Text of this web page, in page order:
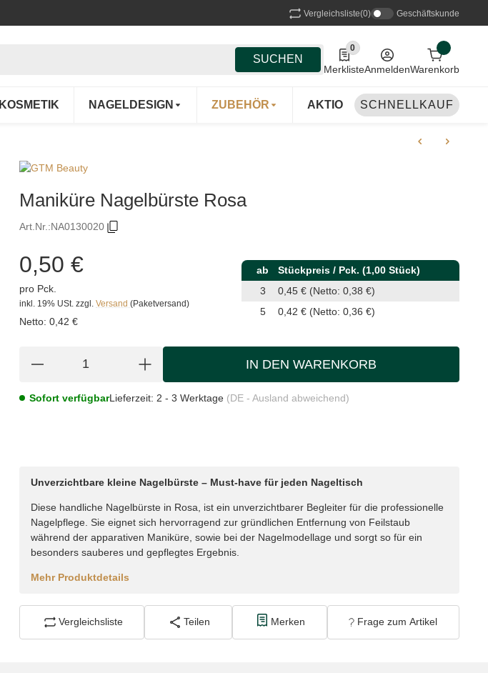
Vergleichsliste(0) Geschäftskunde
SUCHEN
0
0 Produkte in der Liste
MerklisteAnmeldenWarenkorb
KOSMETIK NAGELDESIGN ZUBEHÖR AKTIONEN HERSTELLER
SCHNELLKAUF
Maniküre Nagelbürste Rosa
Art.Nr.:NA0130020
0,50 €
pro Pck.
inkl. 19% USt. zzgl. Versand (Paketversand)
Netto: 0,42 €
ab
Stückpreis / Pck. (1,00 Stück)
3
0,45 € (Netto: 0,38 €)
5
0,42 € (Netto: 0,36 €)
IN DEN WARENKORB
Sofort verfügbarLieferzeit: 2 - 3 Werktage (DE - Ausland abweichend)
Unverzichtbare kleine Nagelbürste – Must-have für jeden Nageltisch
Diese handliche Nagelbürste in Rosa, ist ein unverzichtbarer Begleiter für die professionelle
Nagelpflege. Sie eignet sich hervorragend zur gründlichen Entfernung von Feilstaub
während der apparativen Maniküre, sowie bei der Nagelmodellage und sorgt so für ein
besonders sauberes und gepflegtes Ergebnis.
Mehr Produktdetails
Vergleichsliste Teilen Merken Frage zum Artikel